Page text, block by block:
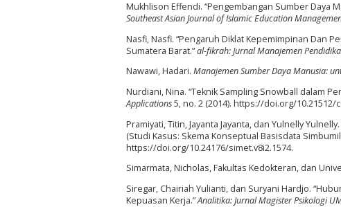
Mukhlison Effendi. “Pengembangan Sumber Daya
Southeast Asian Journal of Islamic Education
Nasfi, Nasfi. “Pengaruh Diklat Kepemimpinan Dan
Sumatera Barat.”al-fikrah: Jurnal Manajemen
Nawawi, Hadari. Manajemen Sumber Daya Manusia:
Nurdiani, Nina. “Teknik Sampling Snowball dalam
Applications5, no. 2 (2014). https://doi.org/10.21512/
Pramiyati, Titin, Jayanta Jayanta, dan Yulnelly
(Studi Kasus: Skema Konseptual Basisdata
https://doi.org/10.24176/simet.v8i2.1574.
Simarmata, Nicholas, Fakultas Kedokteran, dan
Siregar, Chairiah Yulianti, dan Suryani Hardjo.
Kepuasan Kerja.”Analitika: Jurnal Magister Psikologi